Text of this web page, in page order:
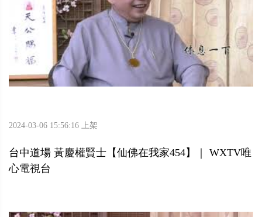
2024-03-06 15:56:16 上架
台中道場 黃慶權賢士【仙佛在我家454】｜ WXTV唯
心電視台